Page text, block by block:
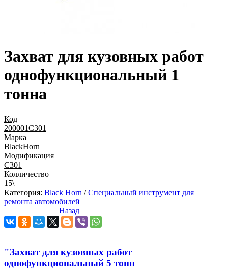
Захват для кузовных работ
однофункциональный 1
тонна
Код
200001C301
Марка
BlackHorn
Модификация
C301
Колличество
15\
Категория: Black Horn /Специальный инструмент для
ремонта автомобилей
Назад
"Захват для кузовных работ
однофункциональный 5 тонн